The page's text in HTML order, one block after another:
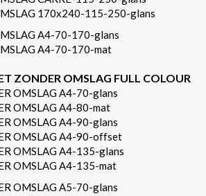
170x240-115-250-glans
A4-70-170-glans
A4-70-170-mat
ZONDER OMSLAG FULL COLOUR
OMSLAG A4-70-glans
OMSLAG A4-80-mat
OMSLAG A4-90-glans
OMSLAG A4-90-offset
OMSLAG A4-135-glans
OMSLAG A4-135-mat
OMSLAG A5-70-glans